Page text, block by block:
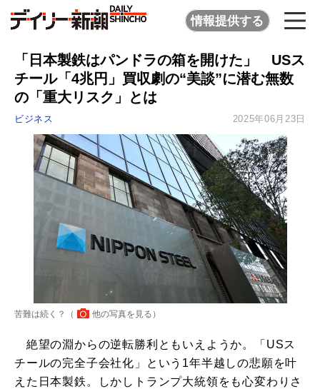
情報提供する
「日本製鉄はパンドラの箱を開けた」 USス
チール「4兆円」買収劇の“美談”に潜む無数
の「重大リスク」とは
ビジネス 2025年06月23日
苦難は続く？（ 他の写真を見る ）
絶望の淵からの逆転勝利ともいえようか。「USス
チールの完全子会社化」という1年半越しの悲願を叶
えた日本製鉄。しかしトランプ大統領をも心変わりさ